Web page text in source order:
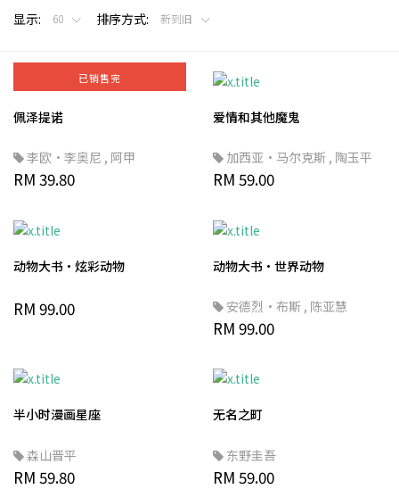
显示: 60 排序方式: 新到旧
已销售完
佩泽提诺
李欧·李奥尼 , 阿甲
RM 39.80
爱情和其他魔鬼
加西亚·马尔克斯 , 陶玉平
RM 59.00
动物大书·炫彩动物
RM 99.00
动物大书·世界动物
安德烈·布斯 , 陈亚慧
RM 99.00
半小时漫画星座
森山晋平
RM 59.80
无名之町
东野圭吾
RM 59.00